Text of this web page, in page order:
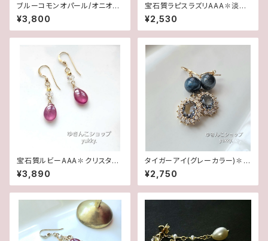
ブルーコモンオパール/オニオン
カット✽Silver925ピアス/イヤ
リング★
¥3,800
宝石質ラピスラズリAAA✽淡水
パール14kgfピアス/イヤリング
¥2,530
宝石質ルビーAAA✽クリスタル1
4kgfデザインピアス/イヤリング
¥3,890
タイガーアイ(グレーカラー)✽フ
レームガラス14kgfピアス/イヤ
リング
¥2,750